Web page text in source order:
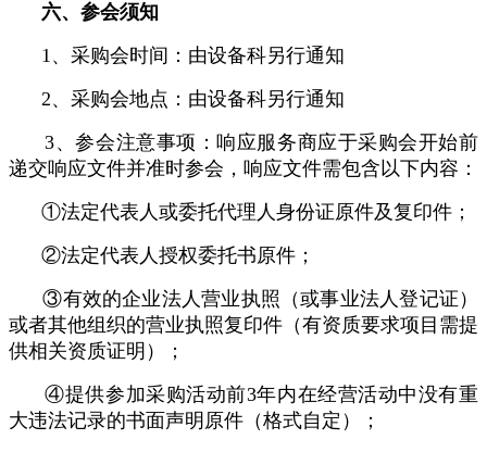
六、参会须知
1、采购会时间：由设备科另行通知
2、采购会地点：由设备科另行通知
3、参会注意事项：响应服务商应于采购会开始前
递交响应文件并准时参会，响应文件需包含以下内容：
①法定代表人或委托代理人身份证原件及复印件；
②法定代表人授权委托书原件；
③有效的企业法人营业执照（或事业法人登记证）
或者其他组织的营业执照复印件（有资质要求项目需提
供相关资质证明）；
④提供参加采购活动前3年内在经营活动中没有重
大违法记录的书面声明原件（格式自定）；